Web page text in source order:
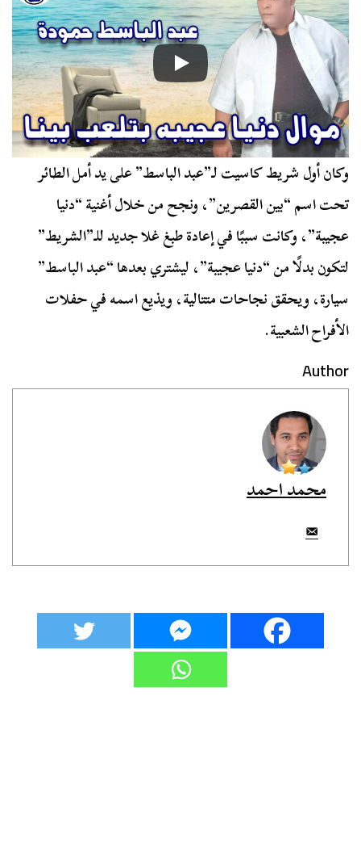
وكان أول شريط كاسيت لـ”عبد الباسط” على يد أمل الطائر
تحت اسم “بين القصرين”، ونجح من خلال أغنية “دنيا
عجيبة”، وكانت سببًا في إعادة طبغ غلا جديد للـ”الشريط”
لتكون بدلًا من “دنيا عجيبة”، ليشتري بعدها “عبد الباسط”
سيارة، ويحقق نجاحات متتالية، ويذيع اسمه في حفلات
الأفراح الشعبية.
Author
محمد احمد